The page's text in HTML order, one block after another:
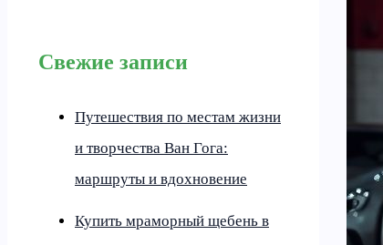
Свежие записи
Путешествия по местам жизни
и творчества Ван Гога:
маршруты и вдохновение
Купить мраморный щебень в